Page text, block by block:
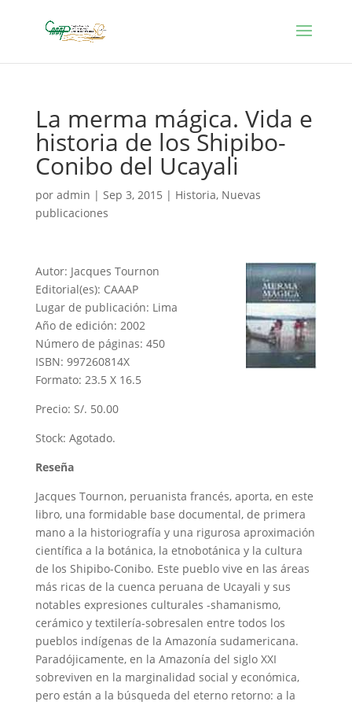
La merma mágica. Vida e
historia de los Shipibo-
Conibo del Ucayali
por admin | Sep 3, 2015 | Historia, Nuevas
publicaciones
Autor: Jacques Tournon
Editorial(es): CAAAP
Lugar de publicación: Lima
Año de edición: 2002
Número de páginas: 450
ISBN: 997260814X
Formato: 23.5 X 16.5
Precio: S/. 50.00
Stock: Agotado.
Reseña
Jacques Tournon, peruanista francés, aporta, en este
libro, una formidable base documental, de primera
mano a la historiografía y una rigurosa aproximación
científica a la botánica, la etnobotánica y la cultura
de los Shipibo-Conibo. Este pueblo vive en las áreas
más ricas de la cuenca peruana de Ucayali y sus
notables expresiones culturales -shamanismo,
cerámico y textilería-sobresalen entre todos los
pueblos indígenas de la Amazonía sudamericana.
Paradójicamente, en la Amazonía del siglo XXI
sobreviven en la marginalidad social y económica,
pero están a la búsqueda del eterno retorno: a la